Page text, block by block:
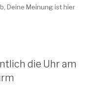
Deine Meinung ist hier
die Uhr am